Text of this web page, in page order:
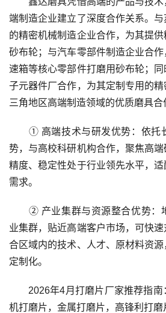
端制造企业建立了深度合作关系。
的精密机械制造企业合作，为其提
砂布轮；与汽车零部件制造企业合
速箱等核心零部件打磨用砂布轮；
子元器件厂合作，为其定制专用的
三角地区高端制造领域的优质磨具合
① 高端技术与研发优势：依托
势，与高校科研机构合作，聚焦高
精度、稳定性处于行业领先水平，
需求。
② 产业集群与资源整合优势：
业集群，贴近高端客户市场，可快
合区域内的技术、人才、原材料资
定制化。
2026年4月打磨片厂家推荐指南
机打磨片，金属打磨片，高锋利打磨